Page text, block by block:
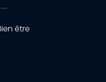
être